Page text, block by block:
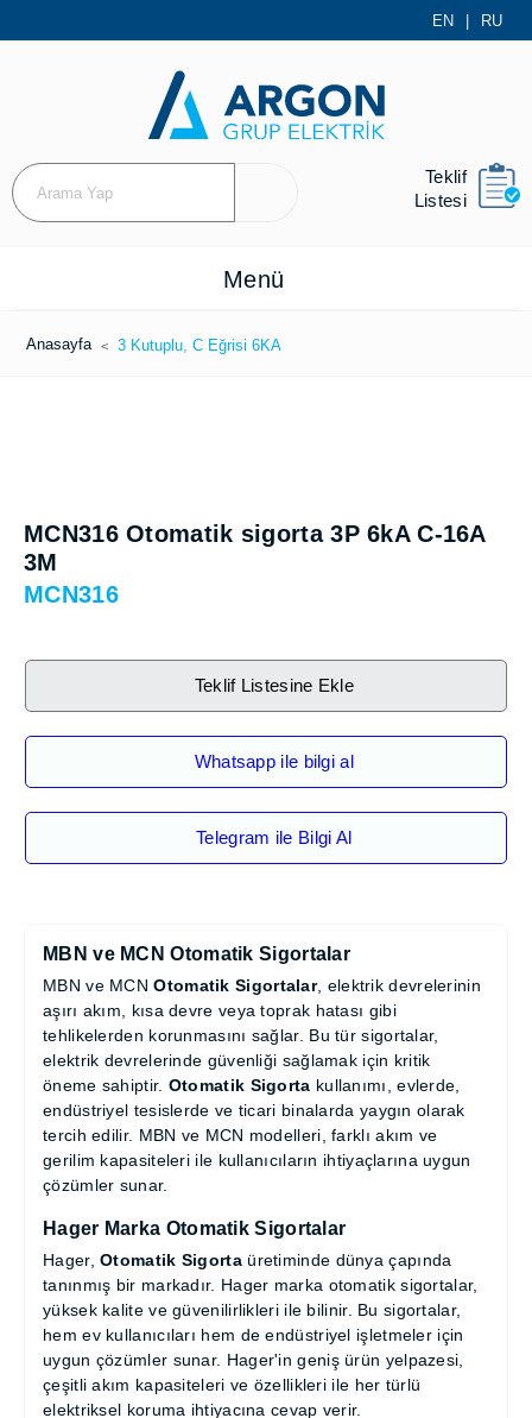
EN | RU
Teklif
Listesi
Menü
Anasayfa 3 Kutuplu, C Eğrisi 6KA
MCN316 Otomatik sigorta 3P 6kA C-
16A 3M
MCN316
Teklif Listesine Ekle
Whatsapp ile bilgi al
Telegram ile Bilgi Al
MBN ve MCN Otomatik Sigortalar
MBN ve MCNOtomatik Sigortalar, elektrik
devrelerinin aşırı akım, kısa devre veya toprak
hatası gibi tehlikelerden korunmasını sağlar. Bu tür
sigortalar, elektrik devrelerinde güvenliği sağlamak
için kritik öneme sahiptir.Otomatik Sigorta
kullanımı, evlerde, endüstriyel tesislerde ve ticari
binalarda yaygın olarak tercih edilir. MBN ve MCN
modelleri, farklı akım ve gerilim kapasiteleri ile
kullanıcıların ihtiyaçlarına uygun çözümler sunar.
Hager Marka Otomatik Sigortalar
Hager,Otomatik Sigortaüretiminde dünya
çapında tanınmış bir markadır. Hager marka
otomatik sigortalar, yüksek kalite ve güvenilirlikleri
ile bilinir. Bu sigortalar, hem ev kullanıcıları hem de
endüstriyel işletmeler için uygun çözümler sunar.
Hager'in geniş ürün yelpazesi, çeşitli akım
kapasiteleri ve özellikleri ile her türlü elektriksel